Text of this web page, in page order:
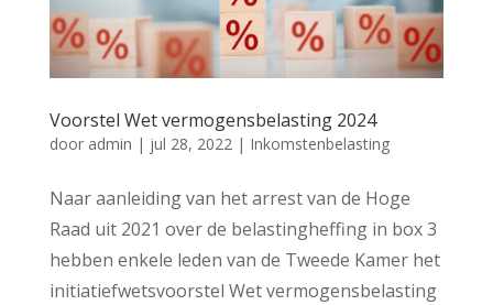
Voorstel Wet vermogensbelasting 2024
door admin | jul 28, 2022| Inkomstenbelasting
Naar aanleiding van het arrest van de Hoge
Raad uit 2021 over de belastingheffing in box 3
hebben enkele leden van de Tweede Kamer het
initiatiefwetsvoorstel Wet vermogensbelasting